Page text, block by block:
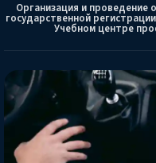
Организация и проведение
государственной
Учебном центре